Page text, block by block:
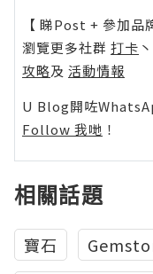
【 睇Post + 參加品
瀏覽更多社群 打卡 丶
攻略及 活動情報
U Blog開咗
Follow 我哋 ！
相關話題
寶石